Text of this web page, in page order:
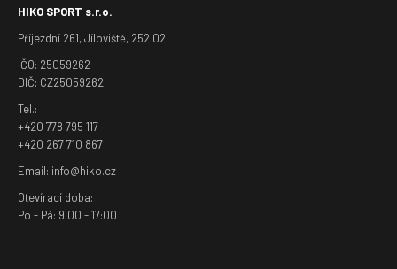
HIKO SPORT s.r.o.
Příjezdní 261, Jíloviště, 252 02.
IČO: 25059262
DIČ: CZ25059262
Tel.:
+420 778 795 117
+420 267 710 867
Email: info@hiko.cz
Otevírací doba:
Po - Pá: 9:00 - 17:00